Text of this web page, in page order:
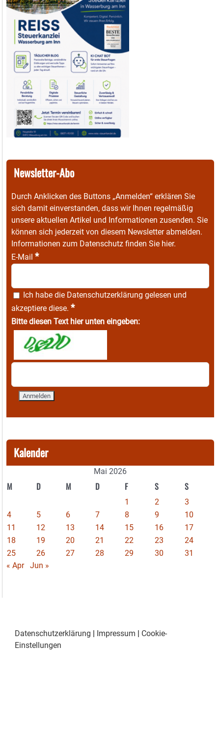
Newsletter-Abo
Durch Anklicken des Buttons „Anmelden“ erklären Sie
sich damit einverstanden, dass wir Ihnen regelmäßig
unsere aktuellen Artikel und Informationen zusenden. Sie
können sich jederzeit von diesem Newsletter abmelden.
Informationen zum Datenschutz finden Sie hier.
E-Mail *
Ich habe die Datenschutzerklärung gelesen und
akzeptiere diese. *
Bitte diesen Text hier unten eingeben:
Kalender
Mai 2026
M D M D F S S
1 2
3
4
5 6 7 8 9
10
11
12 13 14 15 16
17
18
19 20 21 22 23
24
25
26 27 28 29 30
31
« Apr
Jun »
Datenschutzerklärung Impressum
Cookie-
Einstellungen